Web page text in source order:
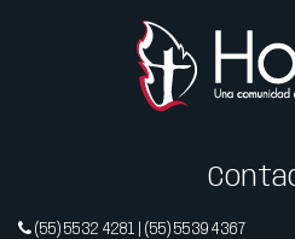
(55) 5532 4281 | (55) 5539 4367